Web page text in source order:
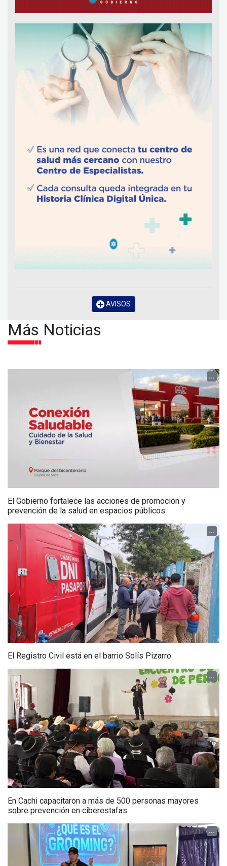
AVISOS
Más Noticias
...
El Gobierno fortalece las acciones de promoción y
prevención de la salud en espacios públicos
...
El Registro Civil está en el barrio Solís Pizarro
...
En Cachi capacitaron a más de 500 personas mayores
sobre prevención en ciberestafas
...